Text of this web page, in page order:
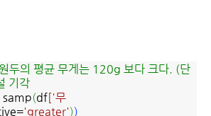
두의 평균 무게는 120g 보다 크다. (단
기각
(df['무
'greater'))